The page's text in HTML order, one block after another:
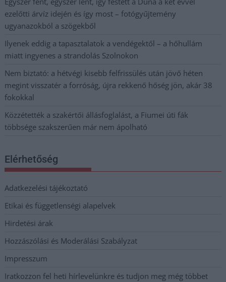
ezelőtti árvíz idején és így most – fotógyűjtemény
ugyanazokból a szögekből
Ilyenek eddig a tapasztalatok a vendégektől – a hőhullám
miatt ingyenes a strandolás Szolnokon
Nem biztató: a hétvégi kisebb felfrissülés után jövő héten
megint visszatér a forróság, újra rekkenő hőség jön, akár 38
fokokkal
Közzétették a szakértői állásfoglalást, a Fiumei úti fák
többsége szakszerűen már nem ápolható
Elérhetőség
Adatkezelési tájékoztató
Etikai és függetlenségi alapelvek
Hirdetési árak
Hozzászólási és Moderálási Szabályzat
Impresszum
Iratkozzon fel heti hírlevelünkre és tudjon meg még többet